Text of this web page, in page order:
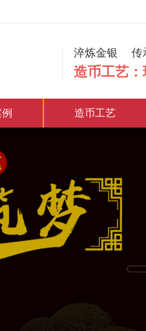
淬炼金
造币工艺
造币工艺